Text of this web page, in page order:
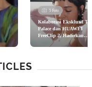
5 Foto
Kolaborasi Eksklusif
Palace dan HUAWEI
FreeClip 2, Hadirkan
Elegansi Optimal